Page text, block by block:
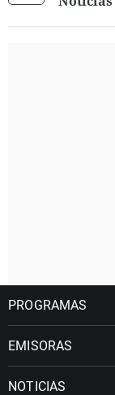
PROGRAMAS
EMISORAS
NOTICIAS